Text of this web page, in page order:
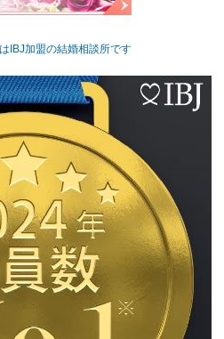
IBJ加盟の結婚相談所です